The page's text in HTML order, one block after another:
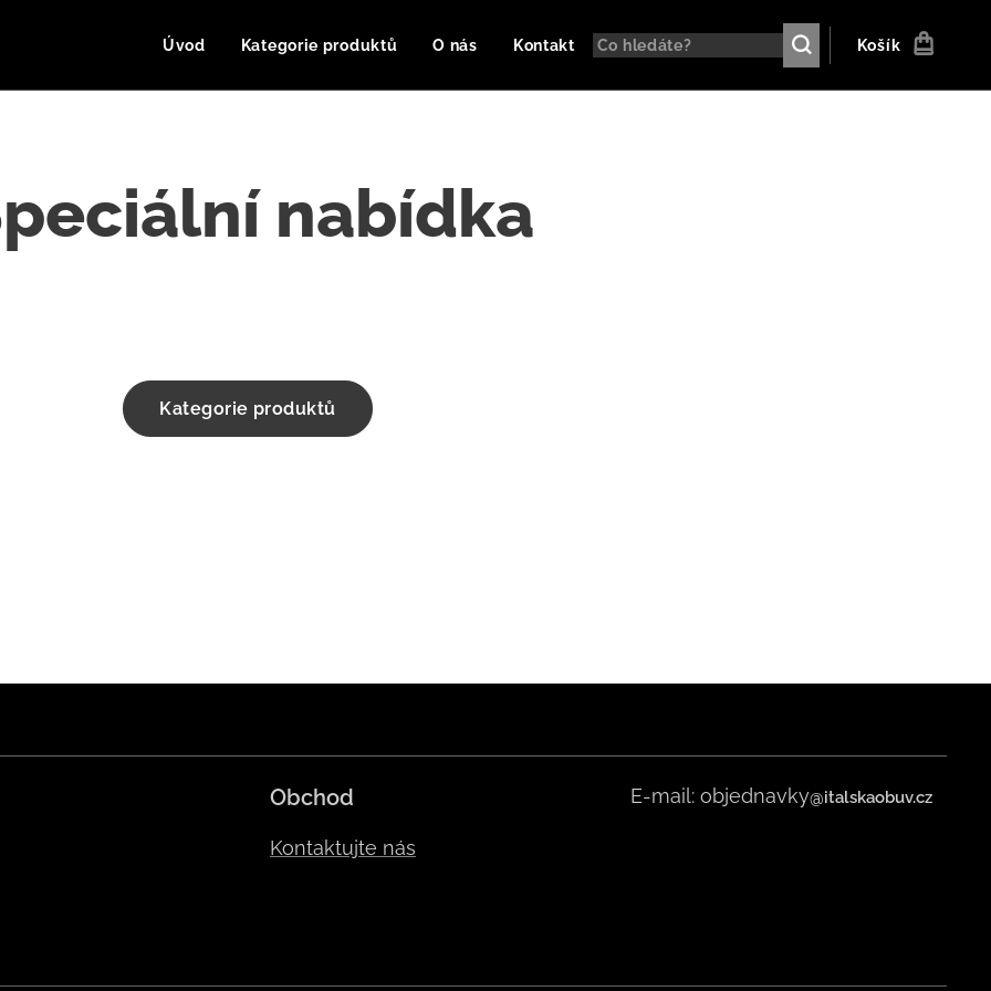
Úvod Kategorie produktů O nás Kontakt Košík
nabídka
Kategorie produktů
Obchod
Kontaktujte nás
E-mail: objednavky@italskaobuv.cz